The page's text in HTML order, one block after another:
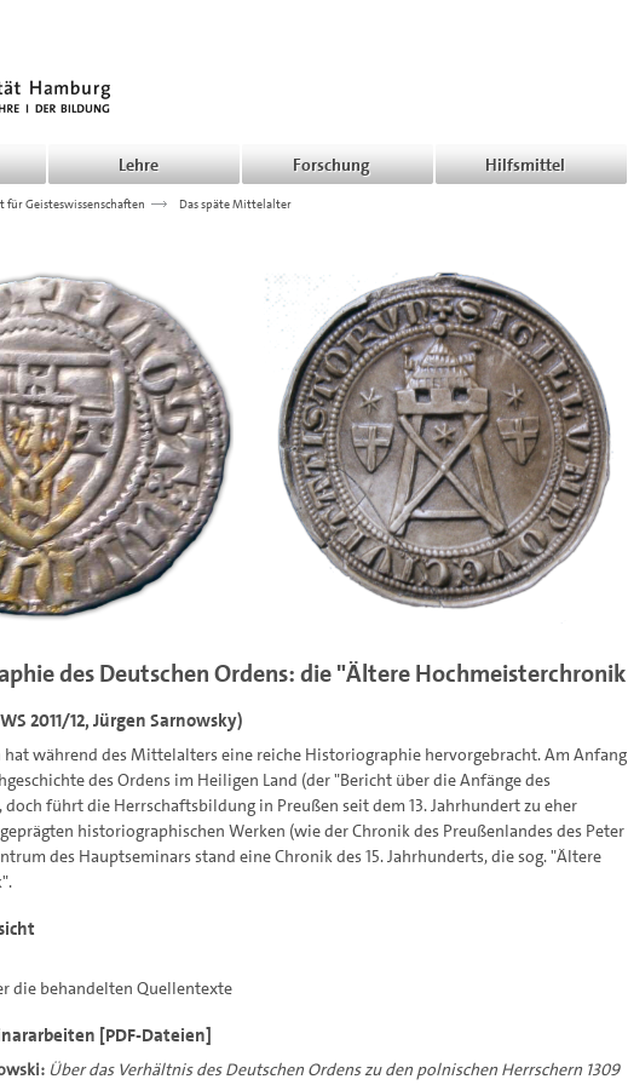
Lehre Forschung Hilfsmittel
für Geisteswissenschaften >>> Das späte Mittelalter
des Deutschen Ordens: die "Ältere Hochmeisterchronik
2011/12, Jürgen Sarnowsky)
hat während des Mittelalters eine reiche Historiographie hervorgebracht. Am Anfang
des Ordens im Heiligen Land (der "Bericht über die Anfänge des
doch führt die Herrschaftsbildung in Preußen seit dem 13. Jahrhundert zu eher
historiographischen Werken (wie der Chronik des Preußenlandes des Peter
des Hauptseminars stand eine Chronik des 15. Jahrhunderts, die sog. "Ältere
die behandelten Quellentexte
[PDF-Dateien]
Über das Verhältnis des Deutschen Ordens zu den polnischen Herrschern 1309